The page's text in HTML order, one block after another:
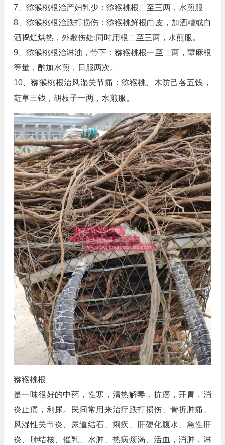
7、猕猴桃根治产妇乳少：猕猴桃根二至三两，水煎服
8、猕猴桃根治跌打损伤：猕猴桃鲜根白皮，加酒糟或白
酒捣烂烘热，外敷伤处;同时用根二至三两，水煎服。
9、猕猴桃根治淋浊，带下：猕猴桃根一至二两，薴麻根
等量，酌加水煎，日服两次。
10、猕猴桃根治风湿关节痛：猕猴桃、木防己各五钱，
荭草三钱，胡枝子一两，水煎服。
猕猴桃根
是一味很好的中药，性寒，清热解毒，抗癌，开胃，消
炎止痛，利尿。民间常用来治疗跌打损伤、骨折肿痛、
风湿性关节炎、尿道结石、痢疾、肝硬化腹水、急性肝
炎、肺结核、催乳、水肿、热病烦渴、活血，消肿，淋